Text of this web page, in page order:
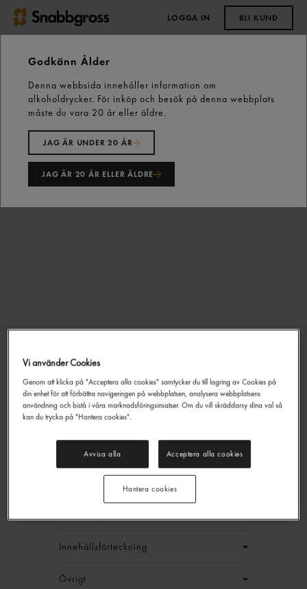
LOGGA IN BLI KUND
Start Kall dryck
Läsk
Sprite Lemon-lime Läsk Pet 50cl Sprite
Sprite Lemon-lime Läsk Pet
Sprite50cl
285,60 kr/låda
Jmf.pris : 23,80 kr /l + pant
EAN:
5449000169563
LOGGA IN
Innehållsförteckning
Övrigt
Godkänn Ålder
Denna webbsida innehåller information om
alkoholdrycker. För inköp och besök på denna webbplats
måste du vara 20 år eller äldre.
JAG ÄR UNDER 20 ÅR
JAG ÄR 20 ÅR ELLER ÄLDRE
Vi använder Cookies
Genom att klicka på "Acceptera alla cookies" samtycker du till lagring av Cookies på
din enhet för att förbättra navigeringen på webbplatsen, analysera webbplatsens
användning och bistå i våra marknadsföringsinsatser. Om du vill skräddarsy dina val så
kan du trycka på "Hantera cookies".
Avvisa alla Acceptera alla cookies
Hantera cookies